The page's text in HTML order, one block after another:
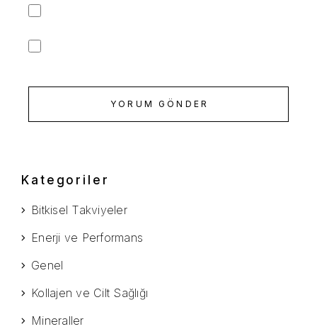
YORUM GÖNDER
Kategoriler
Bitkisel Takviyeler
Enerji ve Performans
Genel
Kollajen ve Cilt Sağlığı
Mineraller